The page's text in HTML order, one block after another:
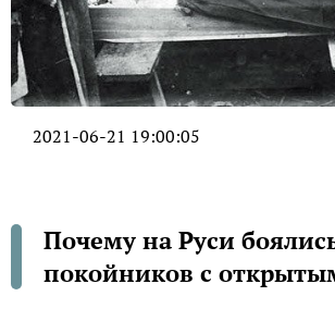
2021-06-21 19:00:05
Почему на Руси
покойников с